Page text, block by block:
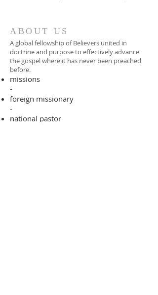
ABOUT US
A global fellowship of Believers united in
doctrine and purpose to effectively advance
the gospel where it has never been preached
before.​
missions
-
foreign missionary
-
national pastor